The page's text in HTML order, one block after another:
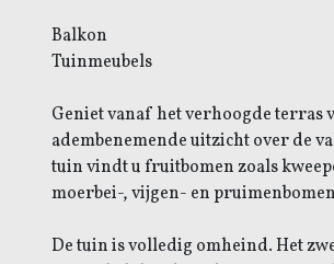
Balkon
Tuinmeubels
Geniet vanaf het verhoogde terras
adembenemende uitzicht over de
tuin vindt u fruitbomen zoals
moerbei-, vijgen- en
De tuin is volledig omheind. Het